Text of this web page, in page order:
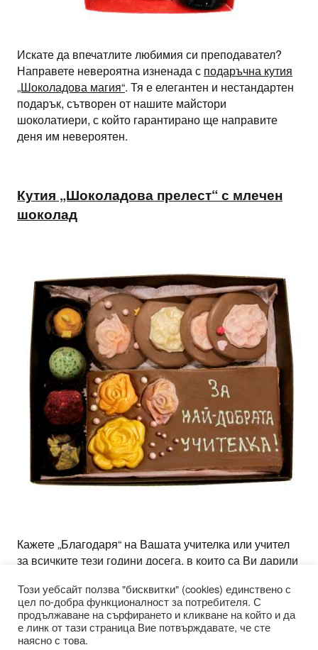
Искате да впечатлите любимия си преподавател?
Направете невероятна изненада с подаръчна кутия
„Шоколадова магия“. Тя е елегантен и нестандартен
подарък, сътворен от нашите майстори
шоколатиери, с който гарантирано ще направите
деня им невероятен.
Кутия „Шоколадова прелест“ с млечен
шоколад
Кажете „Благодаря“ на Вашата учителка или учител
за всичките тези години досега, в които са Ви дарили
преподавател заслужава уважение и благодарност
за труда си. Благодарете скутия „Шоколадова
прелест“с млечен шоколад, тя съдържа всичко
нужно, за да се отбележи този ден завинаги в
Този уебсайт ползва "бисквитки" (cookies) единствено с
цел по-добра функционалност за потребителя. С
продължаване на сърфирането и кликване на който и да
е линк от тази страница Вие потвърждавате, че сте
наясно с това.